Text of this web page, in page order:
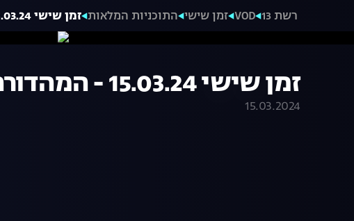
רשת 13 VOD זמן שישי התוכניות המלאות זמן שישי 15.03.24 - המהדורה המלאה
זמן שישי 15.03.24 - המהדורה המלאה
15.03.2024